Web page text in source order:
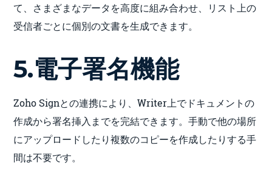
て、さまざまなデータを高度に組み合わせ、リスト上の
受信者ごとに個別の文書を生成できます。
5.電子署名機能
Zoho Signとの連携により、Writer上でドキュメントの
作成から署名挿入までを完結できます。手動で他の場所
にアップロードしたり複数のコピーを作成したりする手
間は不要です。